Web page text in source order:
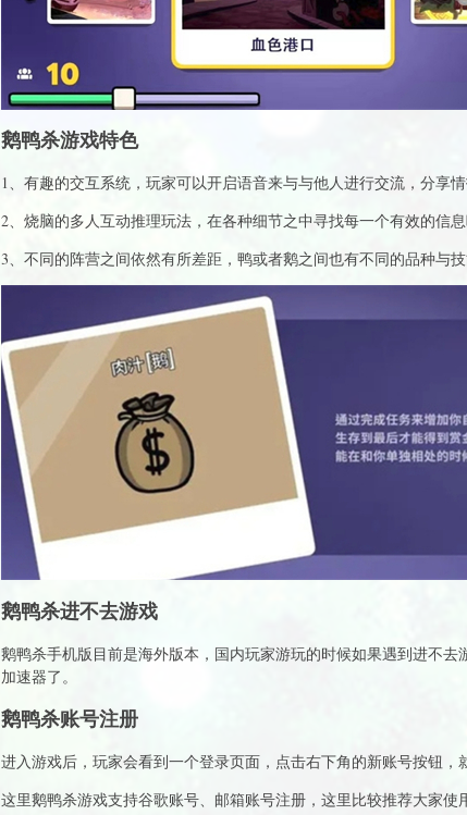
鹅鸭杀游戏特色
1、有趣的交互系统，玩家可以开启语音来与与他人进行交流，分享情
2、烧脑的多人互动推理玩法，在各种细节之中寻找每一个有效的信息
3、不同的阵营之间依然有所差距，鸭或者鹅之间也有不同的品种与技
鹅鸭杀进不去游戏
鹅鸭杀手机版目前是海外版本，国内玩家游玩的时候如果遇到进不
加速器了。
鹅鸭杀账号注册
进入游戏后，玩家会看到一个登录页面，点击右下角的新账号按钮，
这里鹅鸭杀游戏支持谷歌账号、邮箱账号注册，这里比较推荐大家使